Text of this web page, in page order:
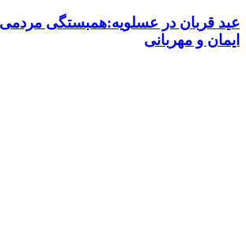
عید قربان در عسلویه:همبستگی مردمی
ایمان و مهربانی